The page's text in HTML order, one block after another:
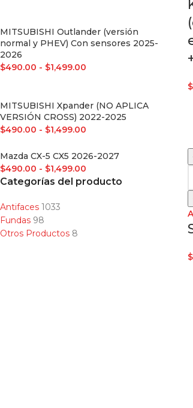
MITSUBISHI Outlander (versión
normal y PHEV) Con sensores 2025-
2026
$490.00 - $1,499.00
MITSUBISHI Xpander (NO APLICA
VERSIÓN CROSS) 2022-2025
$490.00 - $1,499.00
Mazda CX-5 CX5 2026-2027
$490.00 - $1,499.00
Categorías del producto
Antifaces 1033
Fundas 98
Otros Productos 8
$
$